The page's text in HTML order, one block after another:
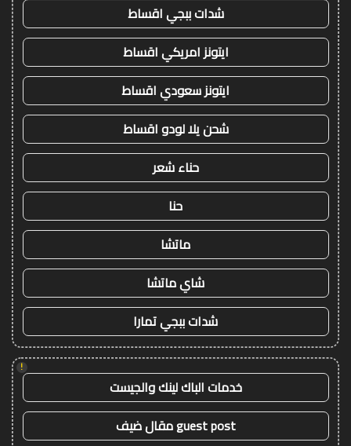
شدات ببجي اقساط
ايتونز امريكي اقساط
ايتونز سعودي اقساط
شحن يلا لودو اقساط
حناء شعر
حنا
ماتشا
شاي ماتشا
شدات ببجي تمارا
!
خدمات الباك لينك والجيست
guest post مقال ضيف